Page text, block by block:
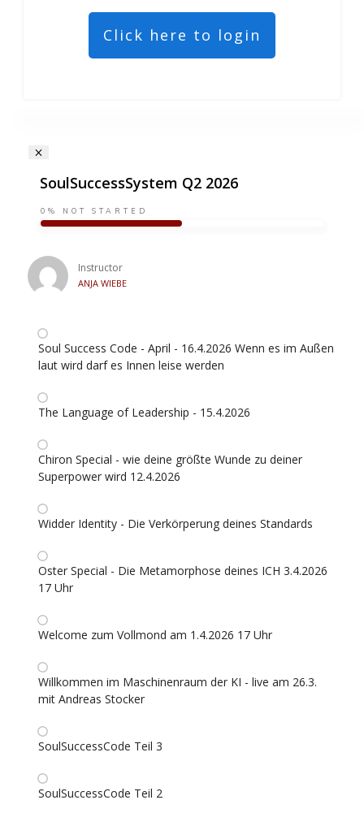
Click here to login
SoulSuccessSystem Q2 2026
0% NOT STARTED
Instructor
ANJA WIEBE
Soul Success Code - April - 16.4.2026 Wenn es im Außen
laut wird darf es Innen leise werden
The Language of Leadership - 15.4.2026
Chiron Special - wie deine größte Wunde zu deiner
Superpower wird 12.4.2026
Widder Identity - Die Verkörperung deines Standards
Oster Special - Die Metamorphose deines ICH 3.4.2026
17 Uhr
Welcome zum Vollmond am 1.4.2026 17 Uhr
Willkommen im Maschinenraum der KI - live am 26.3.
mit Andreas Stocker
SoulSuccessCode Teil 3
SoulSuccessCode Teil 2